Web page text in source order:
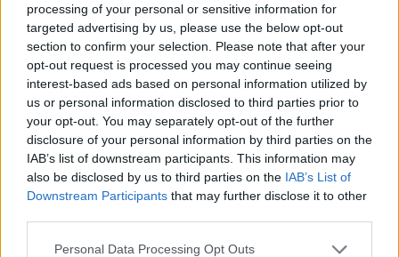
processing of your personal or sensitive information for
targeted advertising by us, please use the below opt-out
section to confirm your selection. Please note that after your
opt-out request is processed you may continue seeing
interest-based ads based on personal information utilized by
us or personal information disclosed to third parties prior to
your opt-out. You may separately opt-out of the further
disclosure of your personal information by third parties on the
IAB’s list of downstream participants. This information may
also be disclosed by us to third parties on the IAB’s List of
Downstream Participants that may further disclose it to other
Please note that this website/app uses one or more Google
Personal Data Processing Opt Outs
04·01·2025 14:46
Ο Έντουαρντ Πέτιφερ, που συνδέεται με τη βασιλική
οικογένεια, ανάμεσα στα θύματα της επίθεσης στη Νέα